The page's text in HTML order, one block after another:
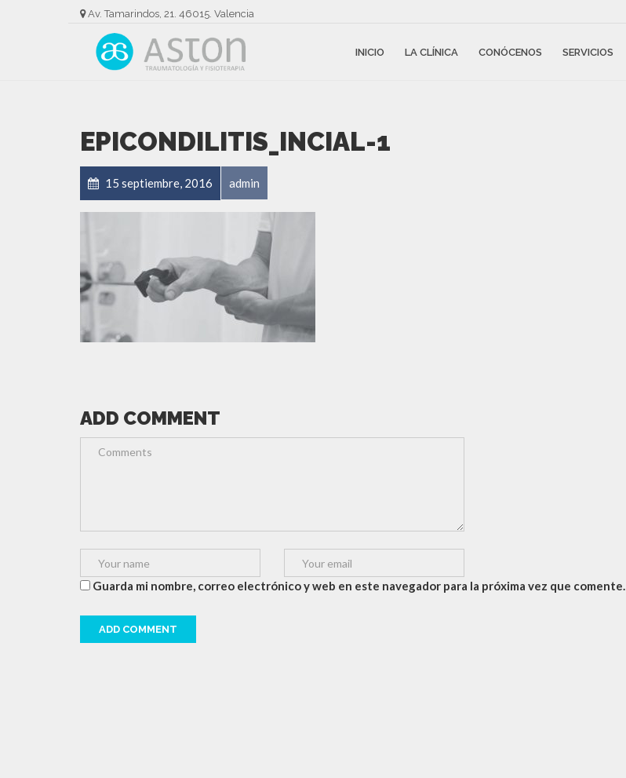
Av. Tamarindos, 21. 46015. Valencia
INICIO LA CLÍNICA CONÓCENOS SERVICIOS
EPICONDILITIS_INCIAL-1
15 septiembre, 2016 admin
ADD COMMENT
Guarda mi nombre, correo electrónico y web en este navegador para la próxima vez que comente.